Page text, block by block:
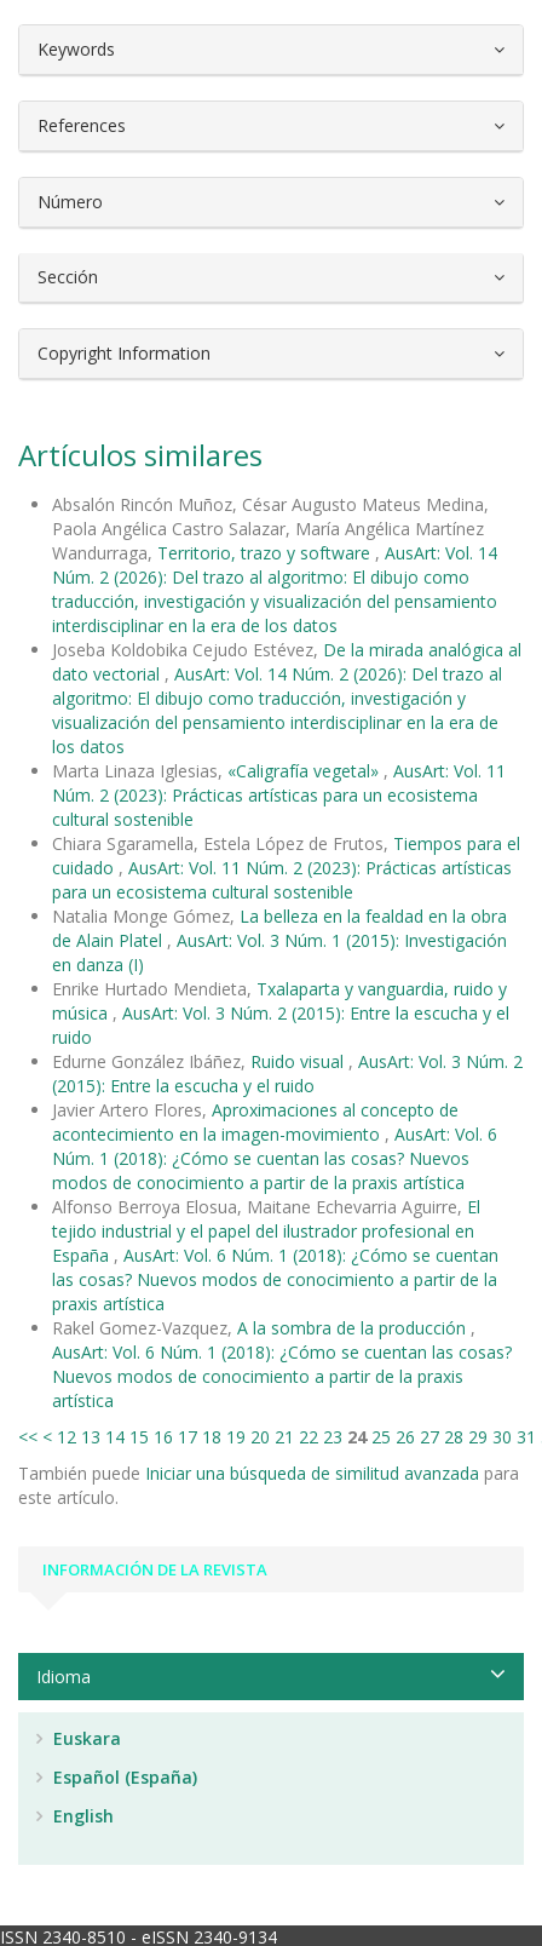
Keywords
References
Número
Sección
Copyright Information
Artículos similares
Absalón Rincón Muñoz, César Augusto Mateus Medina,
Paola Angélica Castro Salazar, María Angélica Martínez
Wandurraga, Territorio, trazo y software , AusArt: Vol. 14
Núm. 2 (2026): Del trazo al algoritmo: El dibujo como
traducción, investigación y visualización del pensamiento
interdisciplinar en la era de los datos
Joseba Koldobika Cejudo Estévez, De la mirada analógica al
dato vectorial , AusArt: Vol. 14 Núm. 2 (2026): Del trazo al
algoritmo: El dibujo como traducción, investigación y
visualización del pensamiento interdisciplinar en la era de
los datos
Marta Linaza Iglesias, «Caligrafía vegetal» , AusArt: Vol. 11
Núm. 2 (2023): Prácticas artísticas para un ecosistema
cultural sostenible
Chiara Sgaramella, Estela López de Frutos, Tiempos para el
cuidado , AusArt: Vol. 11 Núm. 2 (2023): Prácticas artísticas
para un ecosistema cultural sostenible
Natalia Monge Gómez, La belleza en la fealdad en la obra
de Alain Platel , AusArt: Vol. 3 Núm. 1 (2015): Investigación
en danza (I)
Enrike Hurtado Mendieta, Txalaparta y vanguardia, ruido y
música , AusArt: Vol. 3 Núm. 2 (2015): Entre la escucha y el
ruido
Edurne González Ibáñez, Ruido visual , AusArt: Vol. 3 Núm. 2
(2015): Entre la escucha y el ruido
Javier Artero Flores, Aproximaciones al concepto de
acontecimiento en la imagen-movimiento , AusArt: Vol. 6
Núm. 1 (2018): ¿Cómo se cuentan las cosas? Nuevos
modos de conocimiento a partir de la praxis artística
Alfonso Berroya Elosua, Maitane Echevarria Aguirre, El
tejido industrial y el papel del ilustrador profesional en
España , AusArt: Vol. 6 Núm. 1 (2018): ¿Cómo se cuentan
las cosas? Nuevos modos de conocimiento a partir de la
praxis artística
Rakel Gomez-Vazquez, A la sombra de la producción ,
AusArt: Vol. 6 Núm. 1 (2018): ¿Cómo se cuentan las cosas?
Nuevos modos de conocimiento a partir de la praxis
artística
<< < 12 13 14 15 16 17 18 19 20 21 22 23 24 25 26 27 28 29 30 31
También puede Iniciar una búsqueda de similitud avanzada para
este artículo.
INFORMACIÓN DE LA REVISTA
Idioma
Euskara
Español (España)
English
ISSN 2340-8510 - eISSN 2340-9134